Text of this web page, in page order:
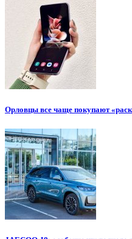
Орловцы все чаще покупают